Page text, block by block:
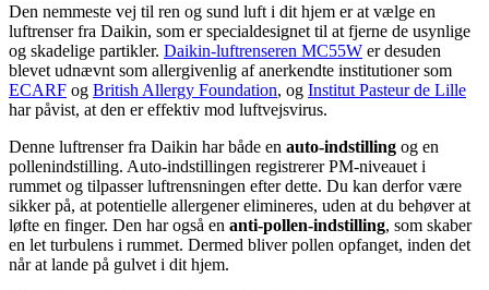
Den nemmeste vej til ren og sund luft i dit hjem er at vælge en
luftrenser fra Daikin, som er specialdesignet til at fjerne de usynlige
og skadelige partikler. Daikin-luftrenseren MC55W er desuden
blevet udnævnt som allergivenlig af anerkendte institutioner som
ECARF og British Allergy Foundation, og Institut Pasteur de Lille
har påvist, at den er effektiv mod luftvejsvirus.
Denne luftrenser fra Daikin har både en auto-indstilling og en
pollenindstilling. Auto-indstillingen registrerer PM-niveauet i
rummet og tilpasser luftrensningen efter dette. Du kan derfor være
sikker på, at potentielle allergener elimineres, uden at du behøver at
løfte en finger. Den har også en anti-pollen-indstilling, som skaber
en let turbulens i rummet. Dermed bliver pollen opfanget, inden det
når at lande på gulvet i dit hjem.